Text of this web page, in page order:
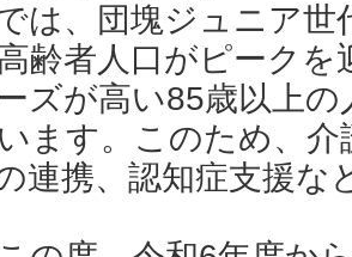
は、団塊ジュニア世
齢者人口がピーク
ズが高い85歳以上
ます。このため、介
連携、認知症支援な